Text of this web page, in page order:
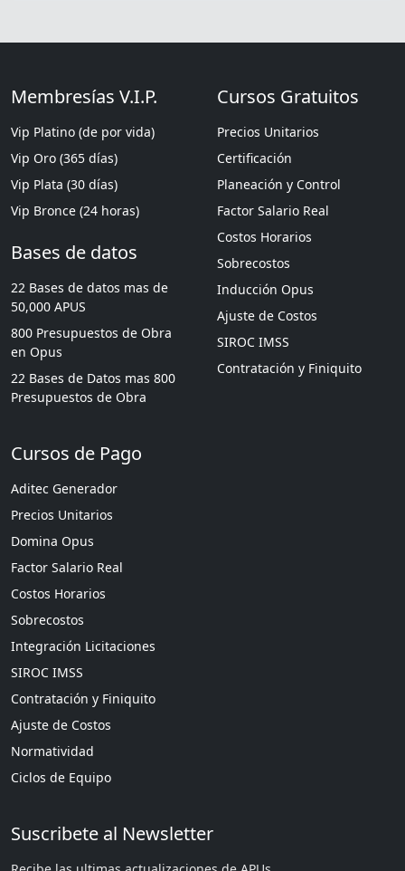
Membresías V.I.P.
Vip Platino (de por vida)
Vip Oro (365 días)
Vip Plata (30 días)
Vip Bronce (24 horas)
Bases de datos
22 Bases de datos mas de
50,000 APUS
800 Presupuestos de Obra
en Opus
22 Bases de Datos mas 800
Presupuestos de Obra
Cursos Gratuitos
Precios Unitarios
Certificación
Planeación y Control
Factor Salario Real
Costos Horarios
Sobrecostos
Inducción Opus
Ajuste de Costos
SIROC IMSS
Contratación y Finiquito
Cursos de Pago
Aditec Generador
Precios Unitarios
Domina Opus
Factor Salario Real
Costos Horarios
Sobrecostos
Integración Licitaciones
SIROC IMSS
Contratación y Finiquito
Ajuste de Costos
Normatividad
Ciclos de Equipo
Suscribete al Newsletter